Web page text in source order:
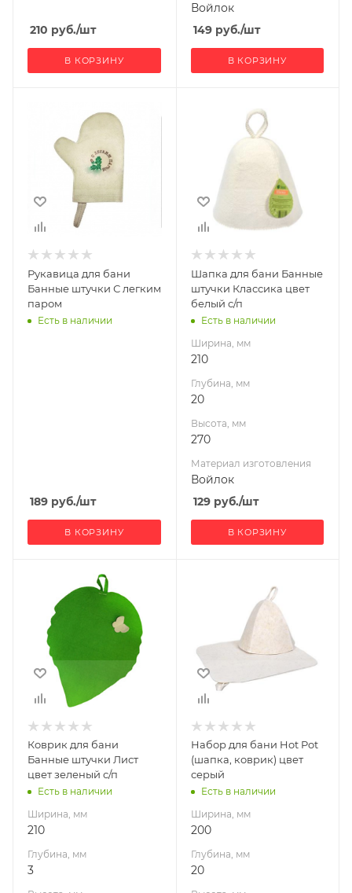
210 руб./шт
В КОРЗИНУ
Войлок
149руб./шт
В КОРЗИНУ
Рукавица для бани
Банные штучки С легким
паром
Есть в наличии
189 руб./шт
В КОРЗИНУ
Глубина, мм
Высота, мм
270
Материал
Войлок
Производитель
Банные штучки
Шапка для бани Банные
штучки Классика цвет
белый с/п
Есть в наличии
Ширина, мм
210
Глубина, мм
20
Высота, мм
270
Материал изготовления
Войлок
129руб./шт
В КОРЗИНУ
Глубина, мм
Высота, мм
390
Коврик для бани
Банные штучки Лист
цвет зеленый с/п
Есть в наличии
Ширина, мм
210
Глубина, мм
3
Глубина, мм
Высота, мм
200
Набор для бани Hot Pot
(шапка, коврик) цвет
серый
Есть в наличии
Ширина, мм
200
Глубина, мм
20